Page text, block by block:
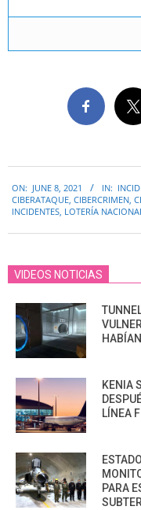
06-
08
ON: JUNE 8, 2021 IN:
CIBERATAQUE, CIBERCRIMEN,
INCIDENTES, LOTERÍA
VIDEOS NOTICIAS
KENIA
LÍNEA
PARA